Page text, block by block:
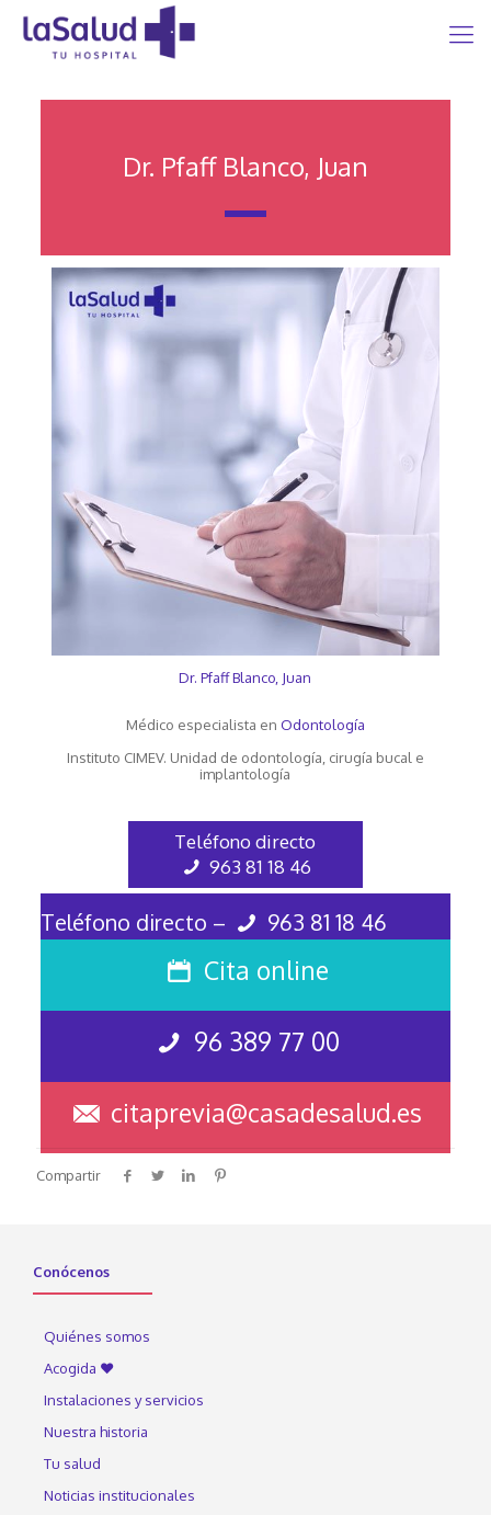
Dr. Pfaff Blanco, Juan
Dr. Pfaff Blanco, Juan
Médico especialista en Odontología
Instituto CIMEV. Unidad de odontología, cirugía bucal e
implantología
Teléfono directo
963 81 18 46
Teléfono directo – 963 81 18 46
Cita online
96 389 77 00
citaprevia@casadesalud.es
Compartir
Conócenos
Quiénes somos
Acogida ♥
Instalaciones y servicios
Nuestra historia
Tu salud
Noticias institucionales